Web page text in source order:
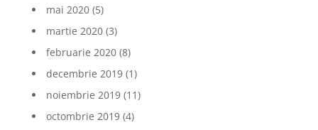
mai 2020(5)
martie 2020(3)
februarie 2020(8)
decembrie 2019(1)
noiembrie 2019(11)
octombrie 2019(4)